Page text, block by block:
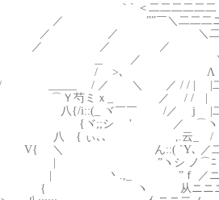
｀` ＜二二二二二二
￣＼二二二ニﾆ
／ ＼二二
／ Ｖ二二
＼二二
､ Λ |二二二
/ ／ ＼ ／ / / | |二二
ミｘ_ ／ / / | |二二
ヾ￣￣ /／ j |二二ニ
’ ／ ⌒ヽ、 |二
､､ ,.云_ / ﾉニ
::( `Y､ ／二二二
ノ⌒ﾆ〈＼ニ
.,_ ”ｆ ／ニニ
｛ ヽ 从ニニ